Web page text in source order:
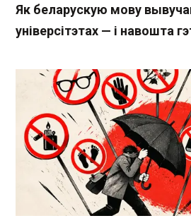
Як беларускую мову
універсітэтах — і навошта